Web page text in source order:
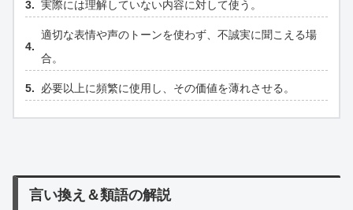
実際には理解していない内容に対して使う。
適切な表情や声のトーンを使わず、不誠実に聞こえる場
合。
必要以上に頻繁に使用し、その価値を薄れさせる。
言い換え＆類語の解説